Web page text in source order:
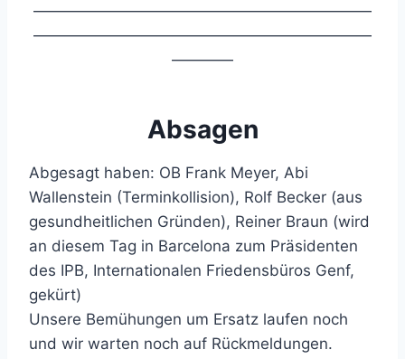
——————————————————————
——————————————————————
————
Absagen
Abgesagt haben: OB Frank Meyer, Abi
Wallenstein (Terminkollision), Rolf Becker (aus
gesundheitlichen Gründen), Reiner Braun (wird
an diesem Tag in Barcelona zum Präsidenten
des IPB, Internationalen Friedensbüros Genf,
gekürt)
Unsere Bemühungen um Ersatz laufen noch
und wir warten noch auf Rückmeldungen.